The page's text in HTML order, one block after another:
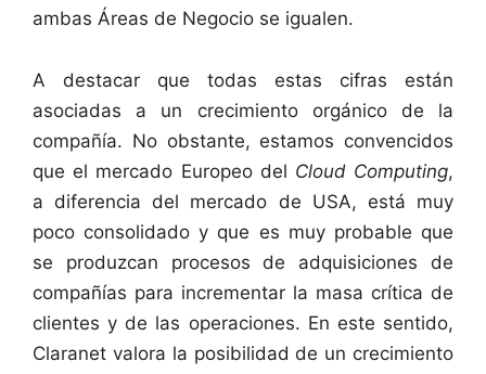
ambas Áreas de Negocio se igualen.
A destacar que todas estas cifras están
asociadas a un crecimiento orgánico de la
compañía. No obstante, estamos convencidos
que el mercado Europeo del Cloud Computing,
a diferencia del mercado de USA, está muy
poco consolidado y que es muy probable que
se produzcan procesos de adquisiciones de
compañías para incrementar la masa crítica de
clientes y de las operaciones. En este sentido,
Claranet valora la posibilidad de un crecimiento